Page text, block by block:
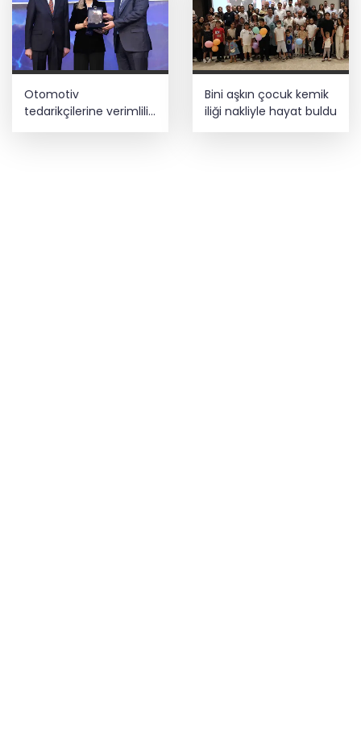
Otomotiv
tedarikçilerine verimlilik
Bini aşkın çocuk kemik
iliği nakliyle hayat buldu